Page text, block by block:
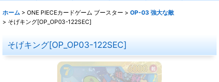
ホーム > ONE PIECEカードゲーム ブースター > OP-03 強大な敵
> そげキング[OP_OP03-122SEC]
そげキング[OP_OP03-122SEC]